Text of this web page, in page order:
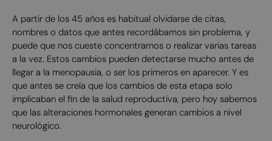
A partir de los 45 años es habitual olvidarse de citas,
nombres o datos que antes recordábamos sin problema, y
puede que nos cueste concentrarnos o realizar varias tareas
a la vez. Estos cambios pueden detectarse mucho antes de
llegar a la menopausia, o ser los primeros en aparecer. Y es
que antes se creía que los cambios de esta etapa solo
implicaban el fin de la salud reproductiva, pero hoy sabemos
que las alteraciones hormonales generan cambios a nivel
neurológico.